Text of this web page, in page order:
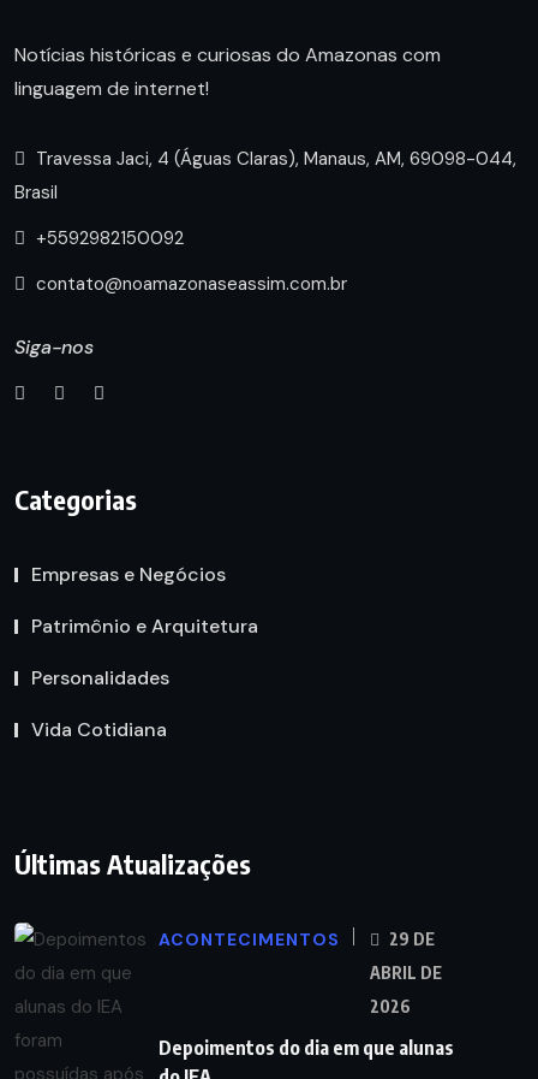
Notícias históricas e curiosas do Amazonas com
linguagem de internet!
Travessa Jaci, 4 (Águas Claras), Manaus, AM, 69098-044,
Brasil
+5592982150092
contato@noamazonaseassim.com.br
Siga-nos
Categorias
Empresas e Negócios
Patrimônio e Arquitetura
Personalidades
Vida Cotidiana
Últimas Atualizações
ACONTECIMENTOS
29 DE
ABRIL DE
2026
Depoimentos do dia em que alunas